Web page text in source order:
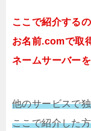
ここで紹介するの
お名前.comで取
ネームサーバー
他のサービスで
ここで紹介した